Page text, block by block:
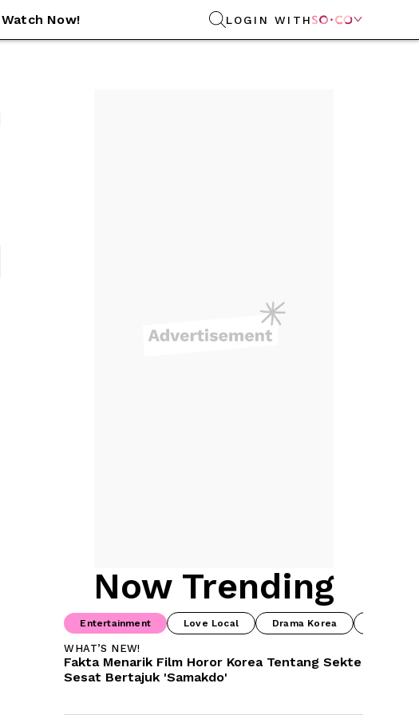
Watch Now! LOGIN WITH 
Now Trending
Entertainment Love Local Drama Korea
WHAT’S NEW!
Fakta Menarik Film Horor Korea Tentang Sekte
Sesat Bertajuk 'Samakdo'